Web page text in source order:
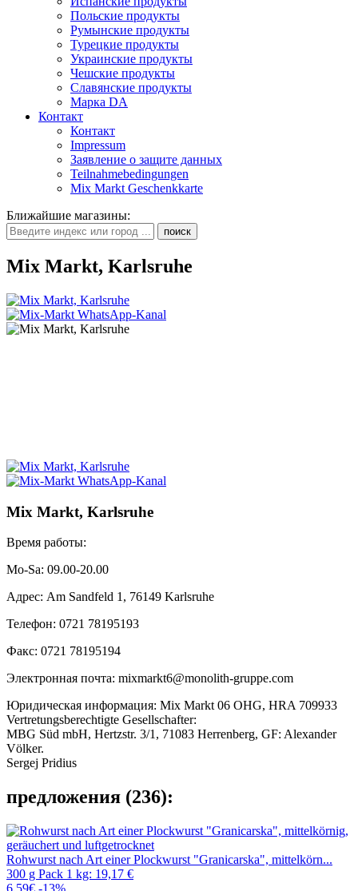
Польские продукты
Румынские продукты
Турецкие продукты
Украинские продукты
Чешские продукты
Славянские продукты
Марка DA
Контакт
Контакт
Impressum
Заявление о защите данных
Teilnahmebedingungen
Mix Markt Geschenkkarte
Ближайшие магазины:
Mix Markt, Karlsruhe
Mix Markt, Karlsruhe
Время работы:
Mo-Sa: 09.00-20.00
Адрес: Am Sandfeld 1, 76149 Karlsruhe
Телефон: 0721 78195193
Факс: 0721 78195194
Электронная почта: mixmarkt6@monolith-gruppe.com
Юридическая информация: Mix Markt 06 OHG, HRA 709933
Vertretungsberechtigte Gesellschafter:
MBG Süd mbH, Hertzstr. 3/1, 71083 Herrenberg, GF: Alexander
Völker.
Sergej Pridius
предложения (236):
Rohwurst nach Art einer Plockwurst "Granicarska", mittelkörn...
300 g Pack 1 kg: 19,17 €
6,59€ -13%